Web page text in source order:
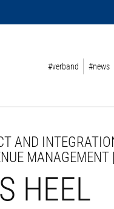
#verband #news
AND
HEEL